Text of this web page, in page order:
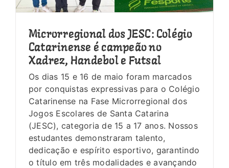
Microrregional dos JESC: Colégio
Catarinense é campeão no
Xadrez, Handebol e Futsal
Os dias 15 e 16 de maio foram marcados
por conquistas expressivas para o Colégio
Catarinense na Fase Microrregional dos
Jogos Escolares de Santa Catarina
(JESC), categoria de 15 a 17 anos. Nossos
estudantes demonstraram talento,
dedicação e espírito esportivo, garantindo
o título em três modalidades e avançando